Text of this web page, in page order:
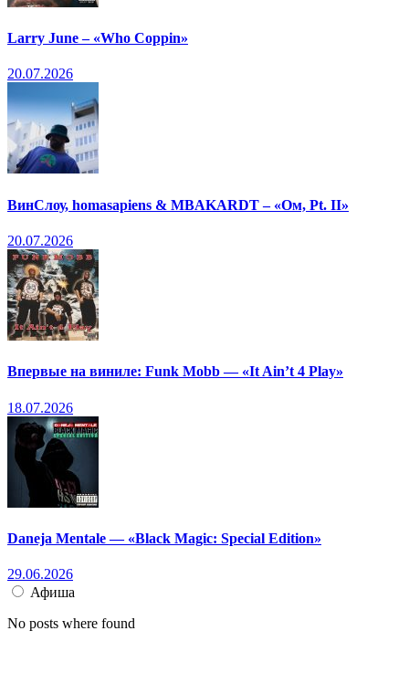
Larry June – «Who Coppin»
20.07.2026
ВинСлоу, homasapiens & MBAKARDT – «Ом, Pt. II»
20.07.2026
Впервые на виниле: Funk Mobb — «It Ain’t 4 Play»
18.07.2026
Daneja Mentale — «Black Magic: Special Edition»
29.06.2026
Афиша
No posts where found